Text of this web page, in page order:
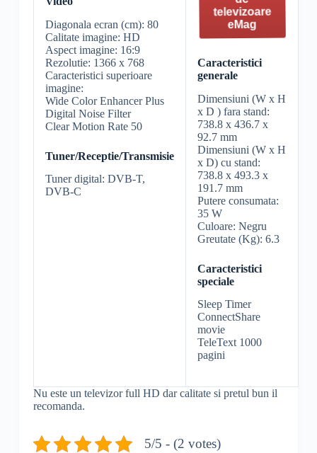
Diagonala ecran (cm): 80
Calitate imagine: HD
Aspect imagine: 16:9
Rezolutie: 1366 x 768
Caracteristici superioare
imagine:
Wide Color Enhancer Plus
Digital Noise Filter
Clear Motion Rate 50
Tuner/Receptie/Transmisie
Tuner digital: DVB-T,
DVB-C
televizoare
eMag
Caracteristici
generale
Dimensiuni (W x H
x D ) fara stand:
738.8 x 436.7 x
92.7 mm
Dimensiuni (W x H
x D) cu stand:
738.8 x 493.3 x
191.7 mm
Putere consumata:
35 W
Culoare: Negru
Greutate (Kg): 6.3
Caracteristici
speciale
Sleep Timer
ConnectShare
movie
TeleText 1000
pagini
Nu este un televizor full HD dar calitate si pretul bun il
recomanda.
5/5 - (2 votes)